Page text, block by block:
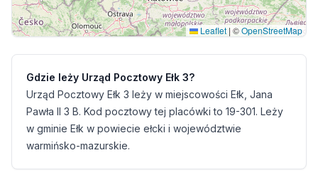
Leaflet | ©OpenStreetMap
Gdzie leży Urząd Pocztowy Ełk 3?
Urząd Pocztowy Ełk 3 leży w miejscowości Ełk, Jana
Pawła II 3 B. Kod pocztowy tej placówki to 19-301. Leży
w gminie Ełk w powiecie ełcki i województwie
warmińsko-mazurskie.